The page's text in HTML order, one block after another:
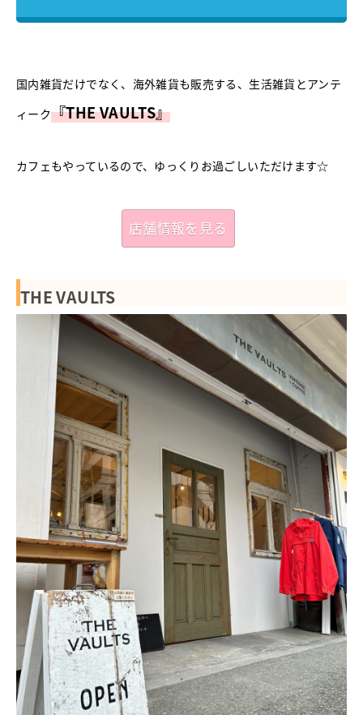
国内雑貨だけでなく、海外雑貨も販売する、生活雑貨とアンテ
ィーク『THE VAULTS』
カフェもやっているので、ゆっくりお過ごしいただけます☆
店舗情報を見る
THE VAULTS